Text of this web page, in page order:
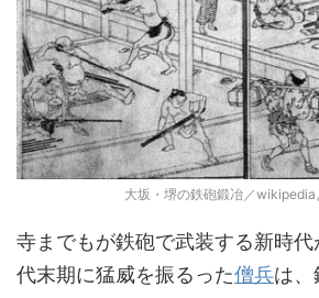
大坂・堺の鉄砲鍛冶／wikipedia
寺までもが鉄砲で武装する新時
代末期に猛威を振るった僧兵は、